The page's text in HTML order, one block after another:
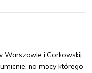
Warszawie i Gorkowskij
na mocy którego